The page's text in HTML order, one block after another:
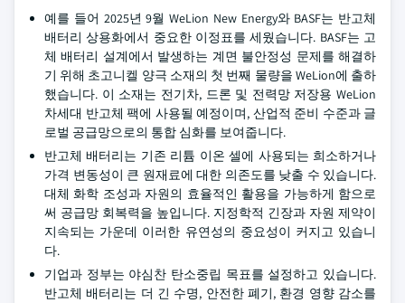
예를 들어 2025년 9월 WeLion New Energy와 BASF는 반고체
배터리 상용화에서 중요한 이정표를 세웠습니다. BASF는 고
체 배터리 설계에서 발생하는 계면 불안정성 문제를 해결하
기 위해 초고니켈 양극 소재의 첫 번째 물량을 WeLion에 출하
했습니다. 이 소재는 전기차, 드론 및 전력망 저장용 WeLion
차세대 반고체 팩에 사용될 예정이며, 산업적 준비 수준과 글
로벌 공급망으로의 통합 심화를 보여줍니다.
반고체 배터리는 기존 리튬 이온 셀에 사용되는 희소하거나
가격 변동성이 큰 원재료에 대한 의존도를 낮출 수 있습니다.
대체 화학 조성과 자원의 효율적인 활용을 가능하게 함으로
써 공급망 회복력을 높입니다. 지정학적 긴장과 자원 제약이
지속되는 가운데 이러한 유연성의 중요성이 커지고 있습니
다.
기업과 정부는 야심찬 탄소중립 목표를 설정하고 있습니다.
반고체 배터리는 더 긴 수명, 안전한 폐기, 환경 영향 감소를